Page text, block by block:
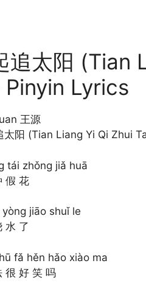
追太阳 (Tian
Pinyin Lyrics
王源
太阳 (Tian Liang Yi Qi Zhui
tái zhǒng jiǎ huā
假 花
jiāo shuǐ le
水 了
fǎ hěn hǎo xiào ma
很 好 笑 吗